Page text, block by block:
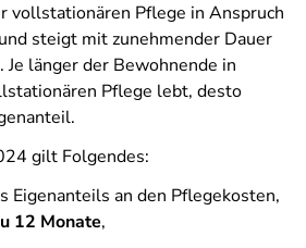
vollstationären Pflege in Anspruch
steigt mit zunehmender Dauer
länger der Bewohnende in
Pflege lebt, desto
gilt Folgendes:
Eigenanteils an den Pflegekosten,
12 Monate,